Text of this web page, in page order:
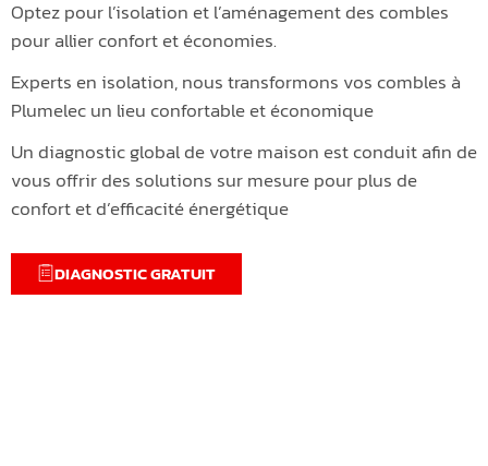
Optez pour l’isolation et l’aménagement des combles
pour allier confort et économies.
Experts en isolation, nous transformons vos combles à
Plumelec un lieu confortable et économique
Un diagnostic global de votre maison est conduit afin de
vous offrir des solutions sur mesure pour plus de
confort et d’efficacité énergétique
DIAGNOSTIC GRATUIT